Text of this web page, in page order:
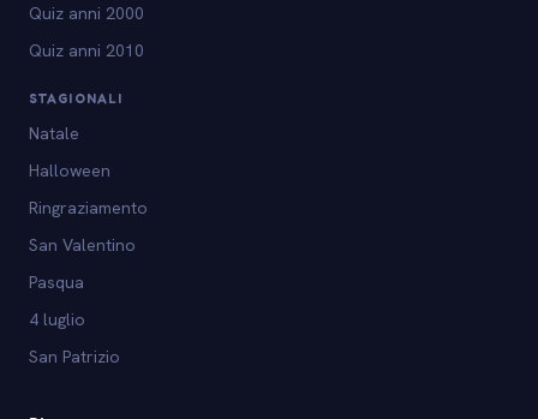
Quiz anni 2000
Quiz anni 2010
STAGIONALI
Natale
Halloween
Ringraziamento
San Valentino
Pasqua
4 luglio
San Patrizio